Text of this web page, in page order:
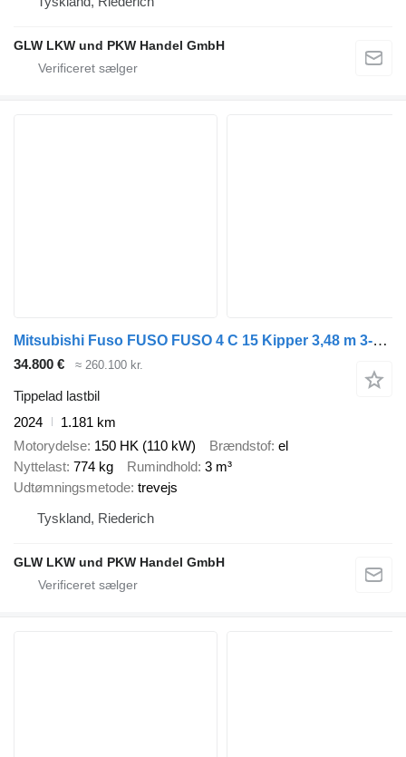
GLW LKW und PKW Handel GmbH
Mitsubishi Fuso FUSO FUSO 4 C 15 Kipper 3,48 m 3-Sitzer*ORIGINAL KM
34.800 € ≈ 260.100 kr.
Tippelad lastbil
2024
1.181 km
Motorydelse 150 HK (110 kW) Brændstof el
Nyttelast 774 kg Rumindhold 3 m³
Udtømningsmetode trevejs
Tyskland, Riederich
GLW LKW und PKW Handel GmbH